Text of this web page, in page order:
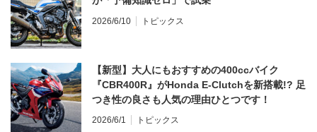
2026/6/10 トピックス
【新型】大人にもおすすめの400ccバイク
『CBR400R』がHonda E-Clutchを新搭載!? 足
つき性の良さも人気の理由ひとつです！
2026/6/1 トピックス